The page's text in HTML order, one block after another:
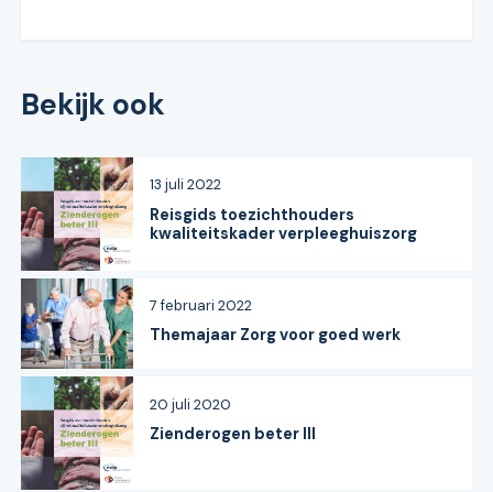
Bekijk ook
Reisgids toezichthouders
kwaliteitskader verpleeghuiszorg
13 juli 2022
Themajaar Zorg voor goed werk
7 februari 2022
Zienderogen beter III
20 juli 2020